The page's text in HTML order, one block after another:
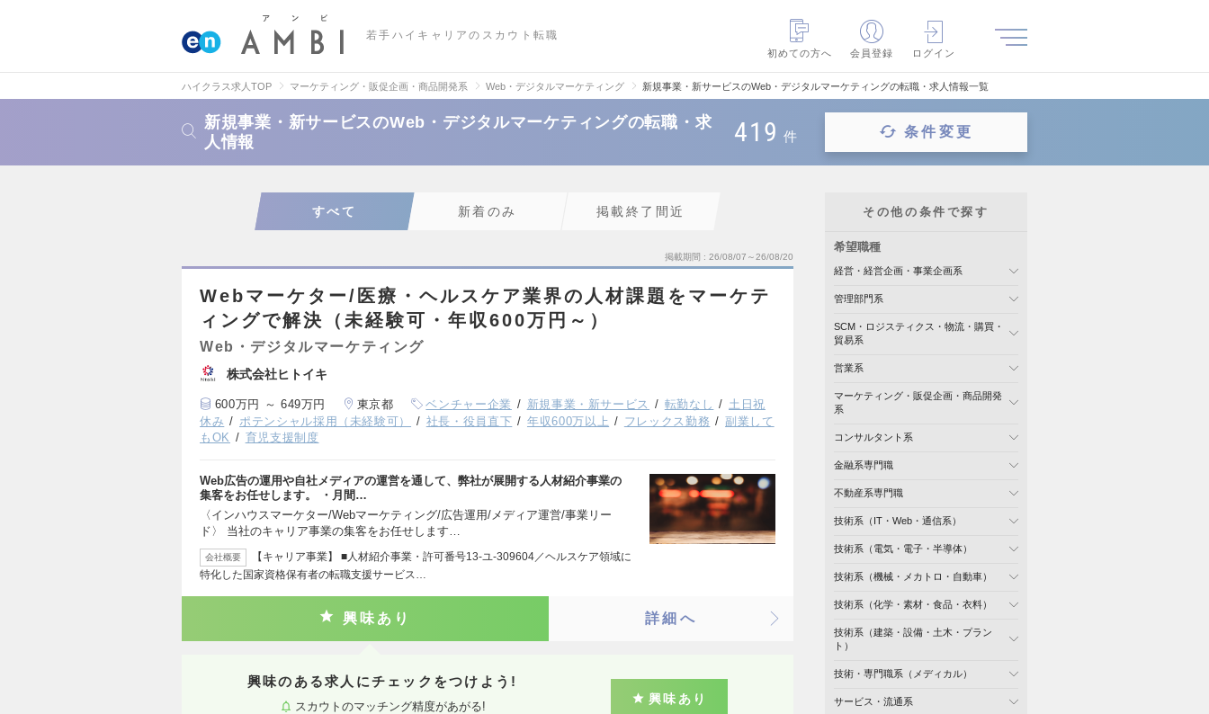
若手ハイキャリアのスカウト転職
初めての方へ
会員登録 ログイン
ハイクラス求人TOP マーケティング・販促企画・商品開発系 Web・デジタルマーケティング 新規事業・新サービスのWeb・デジタルマーケティングの転職・求人情報一覧
新規事業・新サービスのWeb・デジタルマーケティングの転職・求
人情報
419 件 条件変更
すべて 新着のみ 掲載終了間近
掲載期間 26/08/07～26/08/20
Webマーケター/医療・ヘルスケア業界の人材課題をマーケテ
ィングで解決（未経験可・年収600万円～）
Web・デジタルマーケティング
株式会社ヒトイキ
600万円 ～ 649万円 東京都 ベンチャー企業 新規事業・新サービス 転勤なし
土日祝
休み
ポテンシャル採用（未経験可） 社長・役員直下 年収600万以上 フレックス勤務
副業して
もOK
育児支援制度
Web広告の運用や自社メディアの運営を通して、弊社が展開する人材紹介事業の
集客をお任せします。 ・月間…
〈インハウスマーケター/Webマーケティング/広告運用/メディア運営/事業リー
ド〉 当社のキャリア事業の集客をお任せします…
会社概要
【キャリア事業】 ■人材紹介事業・許可番号13-ユ-309604／ヘルスケア領域に
特化した国家資格保有者の転職支援サービス…
興味あり 詳細へ
興味のある求人にチェックをつけよう!
スカウトのマッチング精度があがる!
興味あり
その他の条件で探す
希望職種
経営・経営企画・事業企画系
管理部門系
SCM・ロジスティクス・物流・購買・
貿易系
営業系
マーケティング・販促企画・商品開発
系
コンサルタント系
金融系専門職
不動産系専門職
技術系（IT・Web・通信系）
技術系（電気・電子・半導体）
技術系（機械・メカトロ・自動車）
技術系（化学・素材・食品・衣料）
技術系（建築・設備・土木・プラン
ト）
技術・専門職系（メディカル）
サービス・流通系